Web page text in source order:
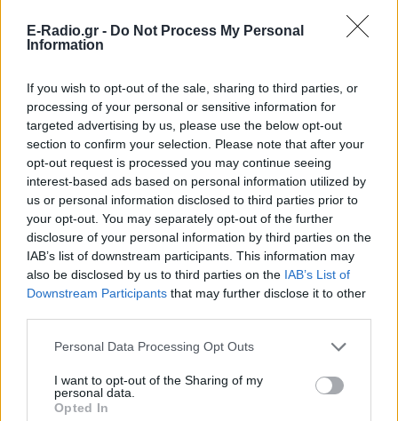
E-Radio.gr - Do Not Process My Personal
Information
If you wish to opt-out of the sale, sharing to third parties, or
processing of your personal or sensitive information for
targeted advertising by us, please use the below opt-out
section to confirm your selection. Please note that after your
opt-out request is processed you may continue seeing
interest-based ads based on personal information utilized by
us or personal information disclosed to third parties prior to
your opt-out. You may separately opt-out of the further
disclosure of your personal information by third parties on the
IAB’s list of downstream participants. This information may
also be disclosed by us to third parties on the IAB’s List of
Downstream Participants that may further disclose it to other
Personal Data Processing Opt Outs
I want to opt-out of the Sharing of my
personal data.
Opted In
Πολλοί εξέφρασαν απορία για την
καταλληλότητα του νερού, με σχόλια
22 χρόνια από τον θάνατο του
Δημήτρη Παπαμιχαήλ: Η
ανάρτηση της Φίνος Φιλμ για
το «γοητευτικό λεβεντόπαιδο
του ελληνικού σινεμά»
ΣΉΜΕΡΑ
Τον θυμόμαστε ως σπουδαίο ηθοποιό και
καλλιτέχνη που αποτέλεσε, μαζί με την
Αλίκη, αναπόσπαστο κομμάτι της
μεγάλης οικογένειας της Φίνος Φιλμ,
αναφέρεται χαρακτηριστικά
Μαρίνα Βερνίκου: Πόζαρε με
λαγοκέφαλο στο χέρι
ΣΉΜΕΡΑ
αντιδρούμε όταν συναντάμε λαγοκέφαλο